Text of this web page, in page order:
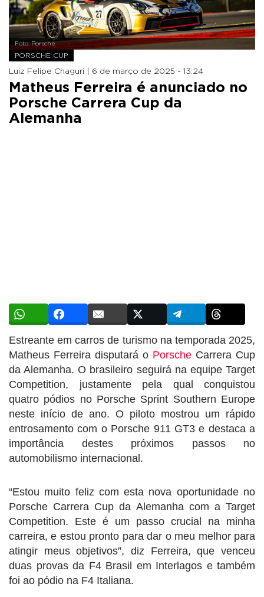
Foto: Porsche
PORSCHE CUP
Luiz Felipe Chaguri | 6 de março de 2025 - 13:24
Matheus Ferreira é anunciado no
Porsche Carrera Cup da
Alemanha
Estreante em carros de turismo na temporada 2025,
Matheus Ferreira disputará o Porsche Carrera Cup
da Alemanha. O brasileiro seguirá na equipe Target
Competition, justamente pela qual conquistou
quatro pódios no Porsche Sprint Southern Europe
neste início de ano. O piloto mostrou um rápido
entrosamento com o Porsche 911 GT3 e destaca a
importância destes próximos passos no
automobilismo internacional.
“Estou muito feliz com esta nova oportunidade no
Porsche Carrera Cup da Alemanha com a Target
Competition. Este é um passo crucial na minha
carreira, e estou pronto para dar o meu melhor para
atingir meus objetivos”, diz Ferreira, que venceu
duas provas da F4 Brasil em Interlagos e também
foi ao pódio na F4 Italiana.